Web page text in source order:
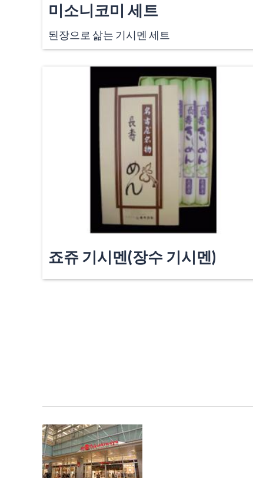
미소니코미 세트
된장으로 삶는 기시멘 세트
죠쥬 기시멘(장수 기시멘)